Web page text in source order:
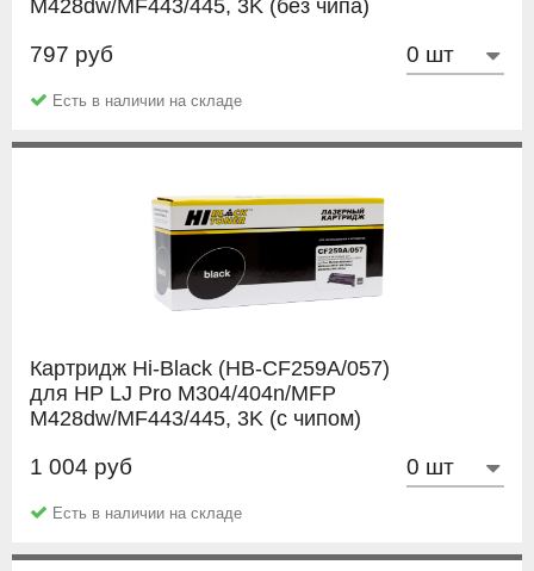
M428dw/MF443/445, 3K (без чипа)
NetProduct
797 руб
Есть в наличии на складе
Картридж Hi-Black (HB-CF259A/057)
для HP LJ Pro M304/404n/MFP
M428dw/MF443/445, 3K (с чипом)
Hi-Black
1 004 руб
Есть в наличии на складе